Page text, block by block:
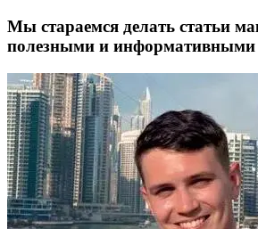
Мы стараемся делать статьи
полезными и информативными